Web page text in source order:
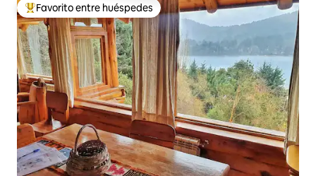
Favorito entre huéspedes preferido
Favorito entre huéspedes